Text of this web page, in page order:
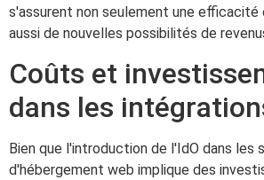
s'assurent non seulement une efficacité
aussi de nouvelles possibilités de
Coûts et
dans les
Bien que l'introduction de l'IdO dans les
d'hébergement web implique des